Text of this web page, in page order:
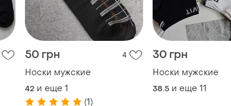
50 грн 4
Носки мужские
42 и еще 1
(1)
30 грн
Носки мужские
38.5 и еще 11